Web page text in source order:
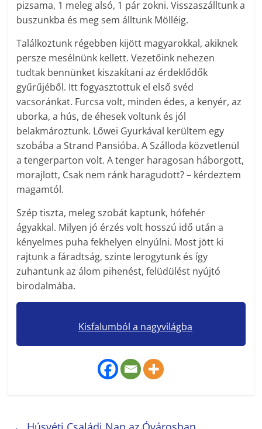
pizsama, 1 meleg alsó, 1 pár zokni. Visszaszálltunk a
buszunkba és meg sem álltunk Mölléig.
Találkoztunk régebben kijött magyarokkal, akiknek
persze mesélnünk kellett. Vezetőink nehezen
tudtak bennünket kiszakítani az érdeklődők
gyűrűjéből. Itt fogyasztottuk el első svéd
vacsoránkat. Furcsa volt, minden édes, a kenyér, az
uborka, a hús, de éhesek voltunk és jól
belakmároztunk. Lőwei Gyurkával kerültem egy
szobába a Strand Pansióba. A Szálloda közvetlenül
a tengerparton volt. A tenger haragosan háborgott,
morajlott, Csak nem ránk haragudott? – kérdeztem
magamtól.
Szép tiszta, meleg szobát kaptunk, hófehér
ágyakkal. Milyen jó érzés volt hosszú idő után a
kényelmes puha fekhelyen elnyúlni. Most jött ki
rajtunk a fáradtság, szinte lerogytunk és így
zuhantunk az álom pihenést, felüdülést nyújtó
birodalmába.
Kisfalumból a nagyvilágba